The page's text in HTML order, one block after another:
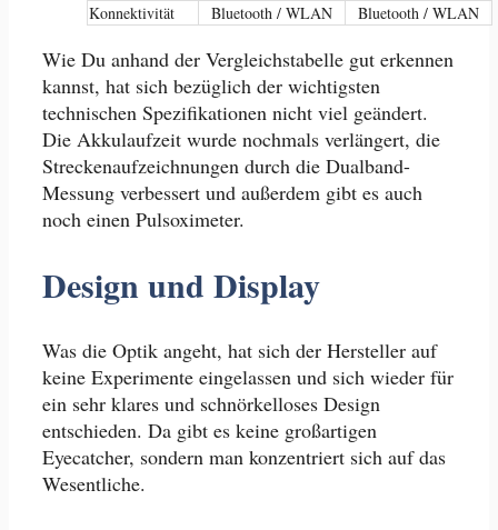
Konnektivität
Bluetooth / WLAN Bluetooth / WLAN
Wie Du anhand der Vergleichstabelle gut erkennen
kannst, hat sich bezüglich der wichtigsten
technischen Spezifikationen nicht viel geändert.
Die Akkulaufzeit wurde nochmals verlängert, die
Streckenaufzeichnungen durch die Dualband-
Messung verbessert und außerdem gibt es auch
noch einen Pulsoximeter.
Design und Display
Was die Optik angeht, hat sich der Hersteller auf
keine Experimente eingelassen und sich wieder für
ein sehr klares und schnörkelloses Design
entschieden. Da gibt es keine großartigen
Eyecatcher, sondern man konzentriert sich auf das
Wesentliche.